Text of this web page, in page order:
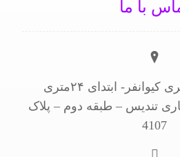
با ما
قم – خیابان ۳۰متری کیوانفر- ابتدای ۲۴متری
تندیس – طبقه دوم – پلاک
4107